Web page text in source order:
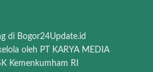
di Bogor24Update.id
oleh PT KARYA MEDIA
Kemenkumham RI